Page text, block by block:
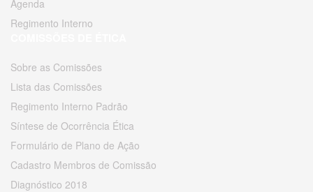
Agenda
Regimento Interno
Sobre as Comissões
Lista das Comissões
Regimento Interno Padrão
Síntese de Ocorrência Ética
Formulário de Plano de Ação
Cadastro Membros de Comissão
Diagnóstico 2018